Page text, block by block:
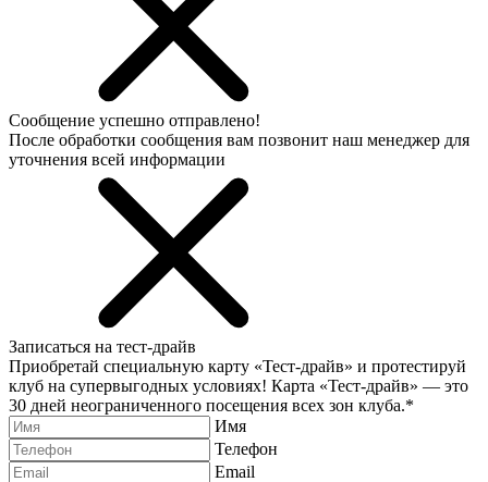
Сообщение успешно отправлено!
После обработки сообщения вам позвонит наш менеджер для
уточнения всей информации
Записаться на тест-драйв
Приобретай специальную карту «Тест-драйв» и протестируй
клуб на супервыгодных условиях! Карта «Тест-драйв» — это
30 дней неограниченного посещения всех зон клуба.*
Имя
Телефон
Email